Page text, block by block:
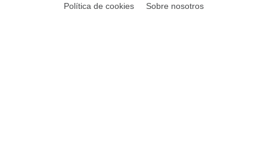
Política de cookies
Sobre nosotros